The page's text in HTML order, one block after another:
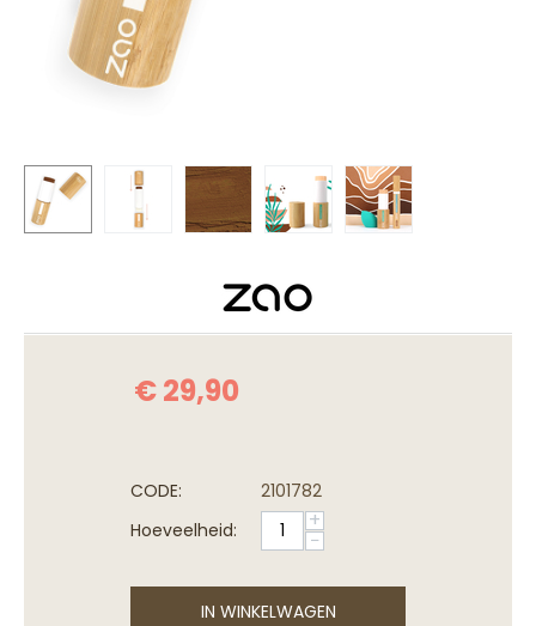
€29,90
CODE:
2101782
Hoeveelheid:
+
−
IN WINKELWAGEN